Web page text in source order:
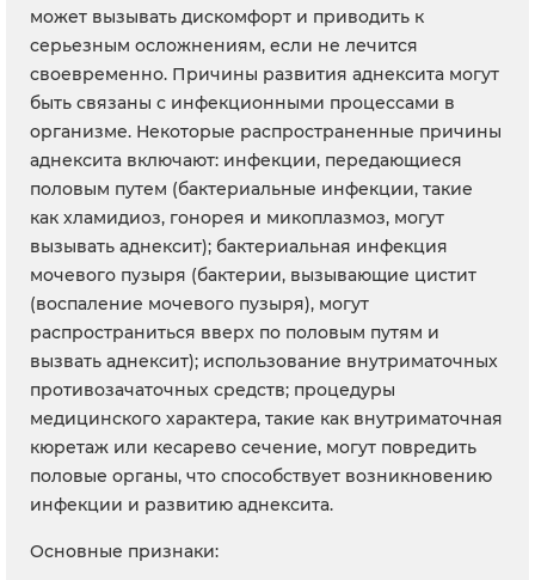
может вызывать дискомфорт и приводить к
серьезным осложнениям, если не лечится
своевременно. Причины развития аднексита могут
быть связаны с инфекционными процессами в
организме. Некоторые распространенные причины
аднексита включают: инфекции, передающиеся
половым путем (бактериальные инфекции, такие
как хламидиоз, гонорея и микоплазмоз, могут
вызывать аднексит); бактериальная инфекция
мочевого пузыря (бактерии, вызывающие цистит
(воспаление мочевого пузыря), могут
распространиться вверх по половым путям и
вызвать аднексит); использование внутриматочных
противозачаточных средств; процедуры
медицинского характера, такие как внутриматочная
кюретаж или кесарево сечение, могут повредить
половые органы, что способствует возникновению
инфекции и развитию аднексита.
Основные признаки: